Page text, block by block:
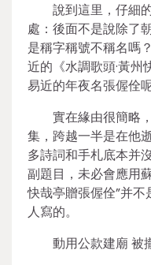
說到這里，仔細
處：後面不是說除了
是稱字稱號不稱名嗎
近的《水調歌頭·黃
易近的年夜名張偓佺
實在緣由很簡略
集，跨越一半是在他
多詩詞和手札底本并
副題目，未必會應用
快哉亭贈張偓佺”并
人寫的。
動用公款建廟 被